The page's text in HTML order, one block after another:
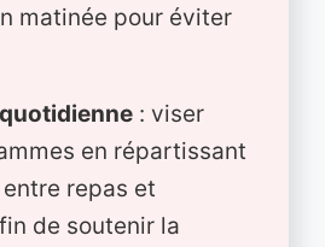
matinée pour éviter
: viser
en répartissant
repas et
de soutenir la